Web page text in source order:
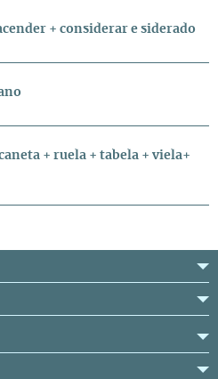
+ considerar e siderado
+ ruela + tabela + viela+